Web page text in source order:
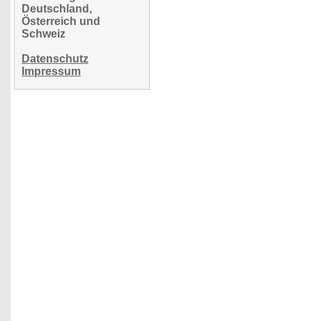
Deutschland,
Österreich und
Schweiz
Datenschutz
Impressum